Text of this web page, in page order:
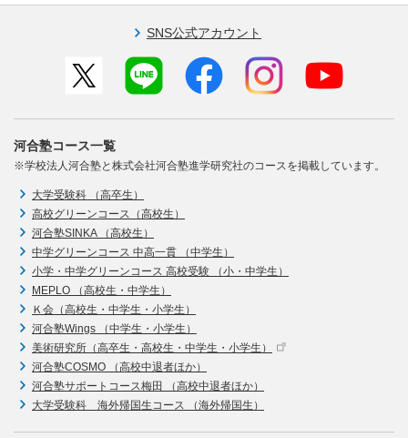
SNS公式アカウント
河合塾コース一覧
※学校法人河合塾と株式会社河合塾進学研究社のコースを掲載しています。
大学受験科 （高卒生）
高校グリーンコース（高校生）
河合塾SINKA （高校生）
中学グリーンコース 中高一貫 （中学生）
小学・中学グリーンコース 高校受験 （小・中学生）
MEPLO （高校生・中学生）
Ｋ会（高校生・中学生・小学生）
河合塾Wings （中学生・小学生）
美術研究所（高卒生・高校生・中学生・小学生）
河合塾COSMO （高校中退者ほか）
河合塾サポートコース梅田 （高校中退者ほか）
大学受験科 海外帰国生コース （海外帰国生）